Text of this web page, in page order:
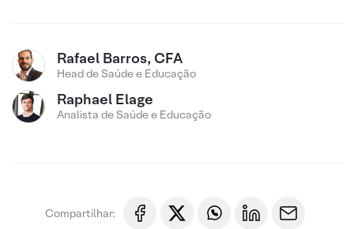
Rafael Barros, CFA
Head de Saúde e Educação
Raphael Elage
Analista de Saúde e Educação
Compartilhar: